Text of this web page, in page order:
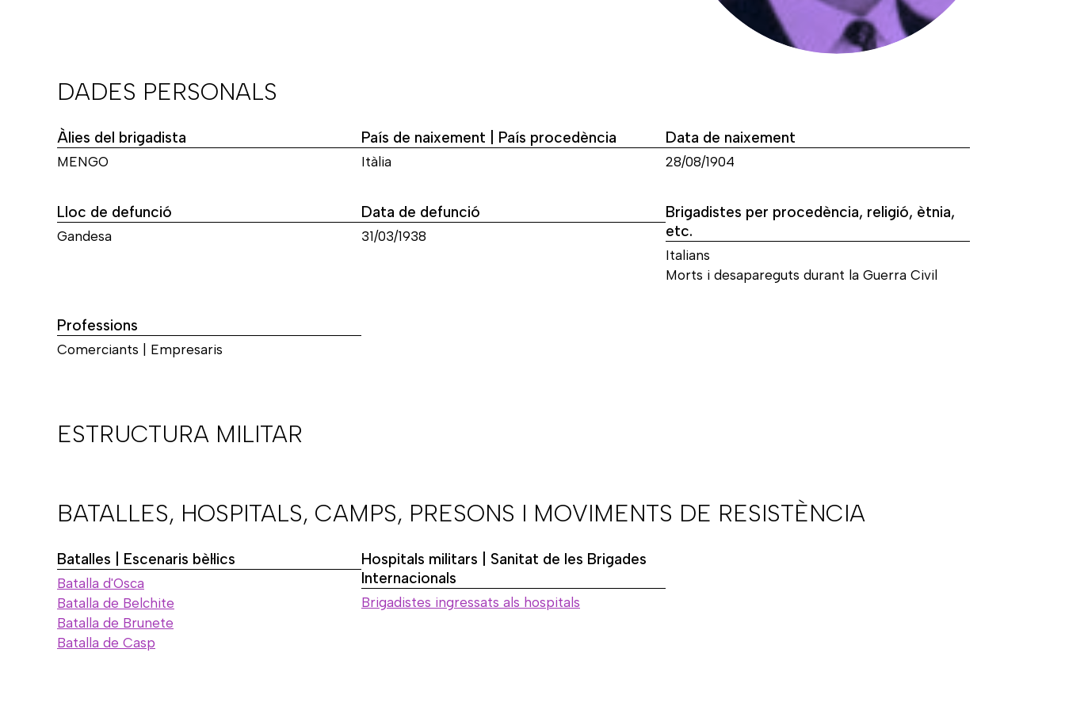
DADES PERSONALS
Àlies del brigadista
MENGO
País de naixement | País procedència
Itàlia
Data de naixement
28/08/1904
Lloc de defunció
Gandesa
Data de defunció
31/03/1938
Brigadistes per procedència, religió, ètnia,
etc.
Italians
Morts i desapareguts durant la Guerra Civil
Professions
Comerciants | Empresaris
ESTRUCTURA MILITAR
BATALLES, HOSPITALS, CAMPS, PRESONS I MOVIMENTS DE RESISTÈNCIA
Batalles | Escenaris bèl·lics
Batalla d'Osca
Batalla de Belchite
Batalla de Brunete
Batalla de Casp
Hospitals militars | Sanitat de les Brigades
Internacionals
Brigadistes ingressats als hospitals